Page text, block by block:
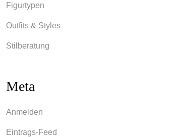
Figurtypen
Outfits & Styles
Stilberatung
Meta
Anmelden
Eintrags-Feed